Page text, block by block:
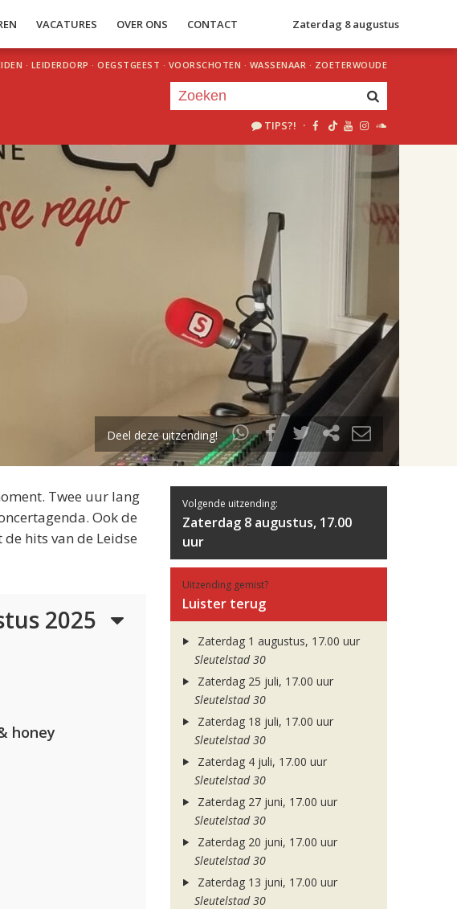
VACATURES OVER ONS CONTACT Zaterdag 8 augustus
· LEIDERDORP · OEGSTGEEST · VOORSCHOTEN · WASSENAAR · ZOETERWOUDE
TIPS?! ·
uur 1 van 2
Volgend uur
Deel deze uitzending!
Twee uur lang
Ook de
hits van de Leidse
2025
honey
Volgende uitzending:
Zaterdag 8 augustus, 17.00
uur
Uitzending gemist?
Luister terug
Zaterdag 1 augustus, 17.00 uur
Sleutelstad 30
Zaterdag 25 juli, 17.00 uur
Sleutelstad 30
Zaterdag 18 juli, 17.00 uur
Sleutelstad 30
Zaterdag 4 juli, 17.00 uur
Sleutelstad 30
Zaterdag 27 juni, 17.00 uur
Sleutelstad 30
Zaterdag 20 juni, 17.00 uur
Sleutelstad 30
Zaterdag 13 juni, 17.00 uur
Sleutelstad 30